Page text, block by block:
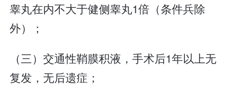
睾丸在内不大于健侧睾丸1倍（条件兵除
外）；
（三）交通性鞘膜积液，手术后1年以上无
复发，无后遗症；